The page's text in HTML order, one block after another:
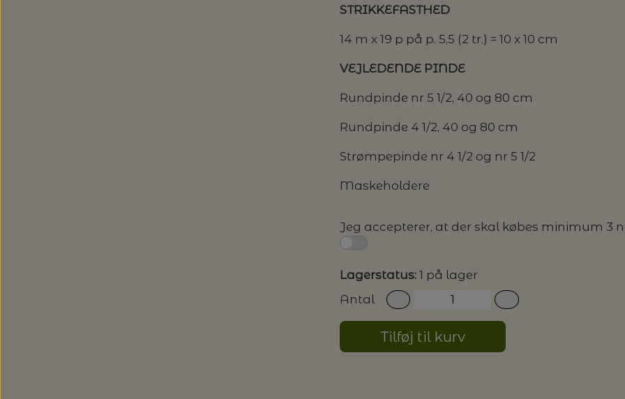
STRIKKEFASTHED
14 m x 19 p på p. 5,5 (2 tr.) = 10 x 10 cm
VEJLEDENDE PINDE
Rundpinde nr 5 1/2, 40 og 80 cm
Rundpinde 4 1/2, 40 og 80 cm
Strømpepinde nr 4 1/2 og nr 5 1/2
​Maskeholdere
Jeg accepterer, at der skal købes minimum 3
Lagerstatus: 1 på lager
Antal
Tilføj til kurv